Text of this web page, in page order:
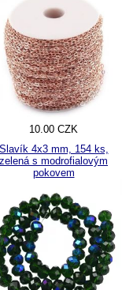
10.00 CZK
Slavík 4x3 mm, 154 ks,
zelená s modrofialovým
pokovem